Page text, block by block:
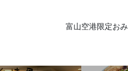
富山空港限定お